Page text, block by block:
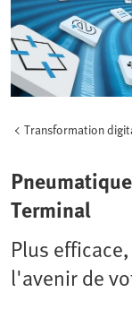
Transformation
Terminal
Plus
l'avenir de